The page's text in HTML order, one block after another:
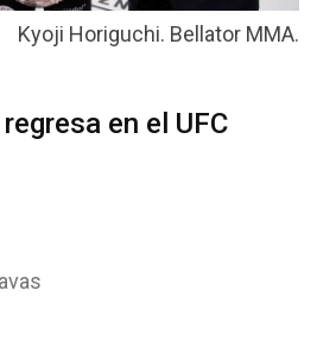
Kyoji Horiguchi. Bellator MMA.
en el UFC